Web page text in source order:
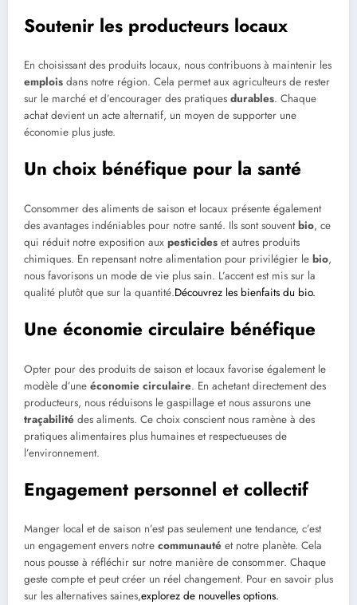
Soutenir les producteurs locaux
En choisissant des produits locaux, nous contribuons à maintenir les
emplois dans notre région. Cela permet aux agriculteurs de rester
sur le marché et d’encourager des pratiques durables. Chaque
achat devient un acte alternatif, un moyen de supporter une
économie plus juste.
Un choix bénéfique pour la santé
Consommer des aliments de saison et locaux présente également
des avantages indéniables pour notre santé. Ils sont souventbio, ce
qui réduit notre exposition aux pesticides et autres produits
chimiques. En repensant notre alimentation pour privilégier le bio,
nous favorisons un mode de vie plus sain. L’accent est mis sur la
qualité plutôt que sur la quantité.Découvrez les bienfaits du bio.
Une économie circulaire bénéfique
Opter pour des produits de saison et locaux favorise également le
modèle d’une économie circulaire. En achetant directement des
producteurs, nous réduisons le gaspillage et nous assurons une
traçabilité des aliments. Ce choix conscient nous ramène à des
pratiques alimentaires plus humaines et respectueuses de
l’environnement.
Engagement personnel et collectif
Manger local et de saison n’est pas seulement une tendance, c’est
un engagement envers notre communauté et notre planète. Cela
nous pousse à réfléchir sur notre manière de consommer. Chaque
geste compte et peut créer un réel changement. Pour en savoir plus
sur les alternatives saines,explorez de nouvelles options.